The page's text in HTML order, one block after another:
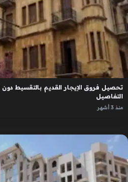
تحصيل فروق الإيجار القديم بالتقسيط
التفاصيل
منذ 3 أشهر